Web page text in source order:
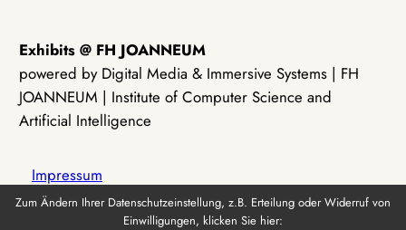
Exhibits @ FH JOANNEUM
powered by Digital Media & Immersive Systems | FH
JOANNEUM | Institute of Computer Science and
Artificial Intelligence
Impressum
Zum Ändern Ihrer Datenschutzeinstellung, z.B. Erteilung oder Widerruf von
Einwilligungen, klicken Sie hier: